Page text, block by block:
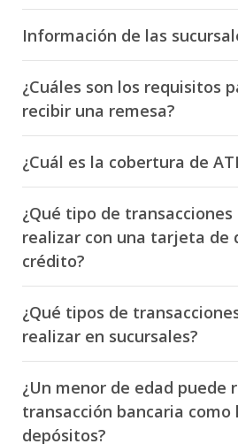
Información de las
¿Cuáles son los requisitos
recibir una remesa?
¿Cuál es la cobertura de
¿Qué tipo de transacciones
realizar con una tarjeta de
crédito?
¿Qué tipos de
realizar en sucursales?
¿Un menor de edad puede
transacción bancaria como
depósitos?